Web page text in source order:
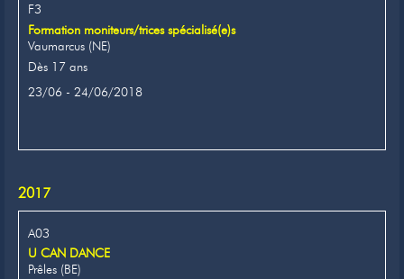
F3
Formation moniteurs/trices spécialisé(e)s
Vaumarcus (NE)
Dès 17 ans
23/06 - 24/06/2018
2017
A03
U CAN DANCE
Prêles (BE)